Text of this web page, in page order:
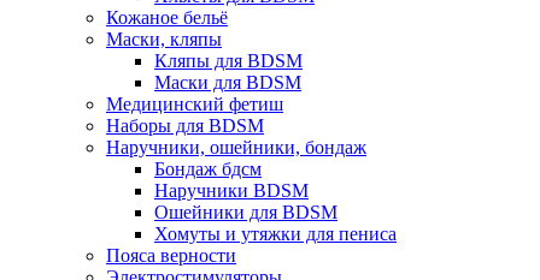
Кожаное бельё
Маски, кляпы
Кляпы для BDSM
Маски для BDSM
Медицинский фетиш
Наборы для BDSM
Наручники, ошейники, бондаж
Бондаж бдсм
Наручники BDSM
Ошейники для BDSM
Хомуты и утяжки для пениса
Пояса верности